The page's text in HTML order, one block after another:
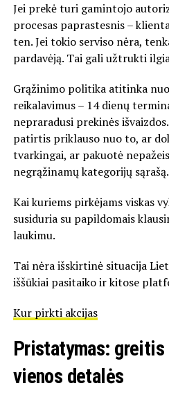
Jei prekė turi gamintojo
procesas paprastesnis –
ten. Jei tokio serviso nėra,
pardavėją. Tai gali užtrukti
Grąžinimo politika atitinka
reikalavimus – 14 dienų
nepraradusi prekinės
patirtis priklauso nuo to, ar
tvarkingai, ar pakuotė
negrąžinamų kategorijų sąrašą.
Kai kuriems pirkėjams viskas
susiduria su papildomais
laukimu.
Tai nėra išskirtinė situacija
iššūkiai pasitaiko ir kitose
Kur pirkti akcijas
Pristatymas: greitis
vienos detalės